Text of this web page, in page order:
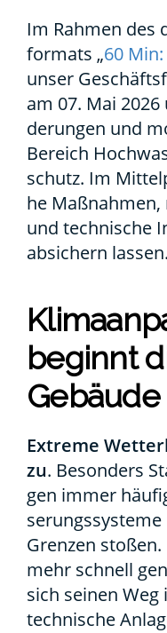
Im Rah­men des
for­mats „60
unser
am 07. Mai
de­run­gen und
Bereich
schutz. Im
he
und tech­ni­sche
absi­chern las­sen.
beginnt
Gebäu­de
Extre­me
zu. Beson­ders
gen immer
Gren­zen
mehr schnell
sich sei­nen
tech­ni­sche